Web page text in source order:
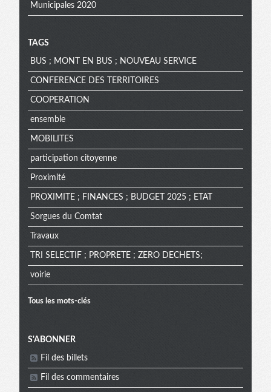
Municipales 2020
TAGS
BUS ; MONT EN BUS ; NOUVEAU SERVICE
CONFERENCE DES TERRITOIRES
COOPERATION
ensemble
MOBILITES
participation citoyenne
Proximité
PROXIMITE ; FINANCES ; BUDGET 2025 ; ETAT
Sorgues du Comtat
Travaux
TRI SELECTIF ; PROPRETE ; ZERO DECHETS;
voirie
Tous les mots-clés
Menu
S'ABONNER
Fil des billets
Fil des commentaires